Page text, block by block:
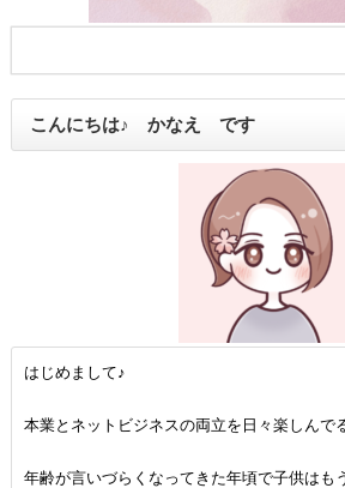
こんにちは♪ かなえ です
はじめまして♪
本業とネットビジネスの両立を日々楽しん
年齢が言いづらくなってきた年頃で子供はも